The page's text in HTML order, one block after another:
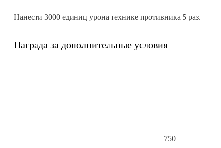
Нанести 3000 единиц урона технике противника 5 раз.
Награда за дополнительные условия
750